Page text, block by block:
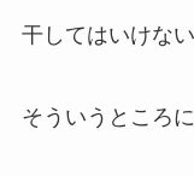
干してはいけな
そういうところ